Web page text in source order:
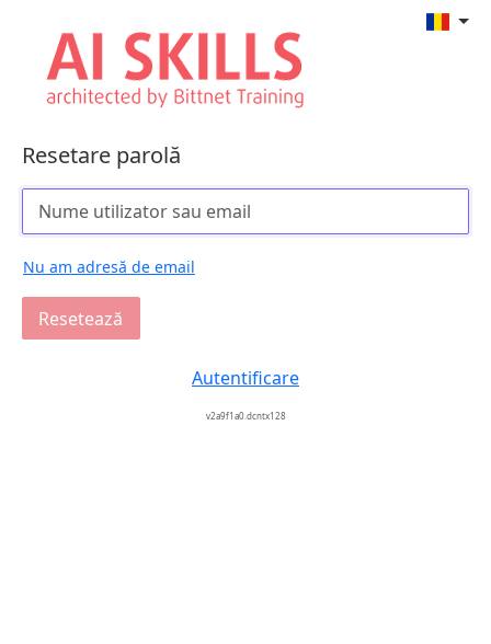
Resetare parolă
Nu am adresă de email
Resetează
Autentificare
v2a9f1a0.dcntx128